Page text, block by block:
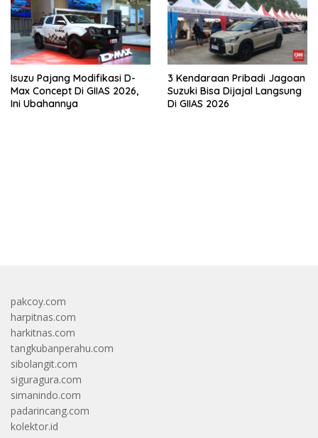
Isuzu Pajang Modifikasi D-
Max Concept Di GIIAS 2026,
Ini Ubahannya
3 Kendaraan Pribadi Jagoan
Suzuki Bisa Dijajal Langsung
Di GIIAS 2026
pakcoy.com
harpitnas.com
harkitnas.com
tangkubanperahu.com
sibolangit.com
siguragura.com
simanindo.com
padarincang.com
kolektor.id